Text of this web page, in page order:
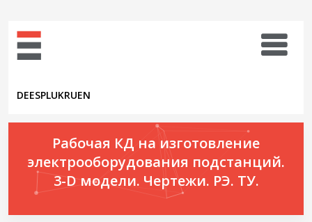
DEESPLUKRUEN
Рабочая КД на изготовление
электрооборудования подстанций.
3-D модели. Чертежи. РЭ. ТУ.